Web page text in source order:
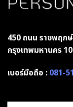
450 ถนน ราชพฤก
กรุงเทพมหานคร
เบอร์มือถือ : 081-